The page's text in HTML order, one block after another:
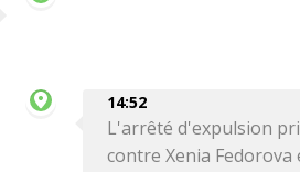
14:52
L'arrêté d'expulsion
contre Xenia Fedorova